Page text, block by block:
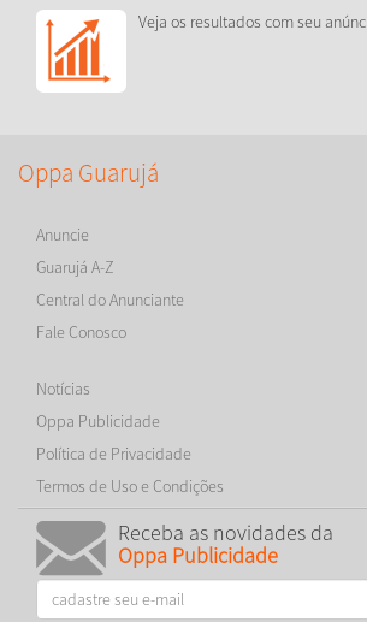
Veja os resultados com seu
Oppa Guarujá
Anuncie
Guarujá A-Z
Central do Anunciante
Fale Conosco
Notícias
Oppa Publicidade
Política de Privacidade
Termos de Uso e Condições
Receba as novidades da
Oppa Publicidade